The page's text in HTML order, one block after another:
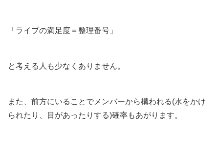
「ライブの満足度＝整理番号」
と考える人も少なくありません。
また、前方にいることでメンバーから構われる(水をかけ
られたり、目があったりする)確率もあがります。